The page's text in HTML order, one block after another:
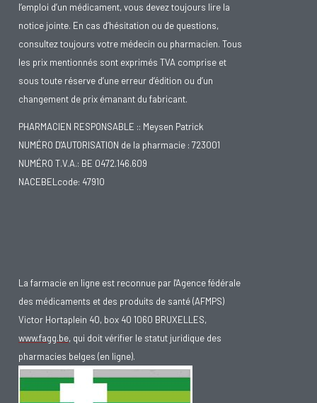
l’emploi d’un médicament, vous devez toujours lire la
notice jointe. En cas d’hésitation ou de questions,
consultez toujours votre médecin ou pharmacien. Tous
les prix mentionnés sont exprimés TVA comprise et
sous toute réserve d’une erreur d’édition ou d’un
changement de prix émanant du fabricant.
PHARMACIEN RESPONSABLE :: Meysen Patrick
NUMÉRO D'AUTORISATION de la pharmacie : 723001
NUMÉRO T.V.A.: BE 0472.146.609
NACEBELcode: 47910
La farmacie en ligne est reconnue par l'Agence fédérale
des médicaments et des produits de santé (AFMPS)
Victor Hortaplein 40, box 40 1060 BRUXELLES,
www.fagg.be, qui doit vérifier le statut juridique des
pharmacies belges (en ligne).